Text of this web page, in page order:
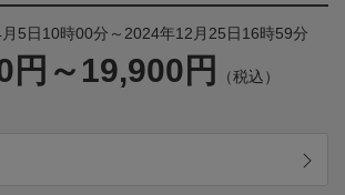
5日10時00分～2024年12月25日16時59分
円～19,900円 （税込）